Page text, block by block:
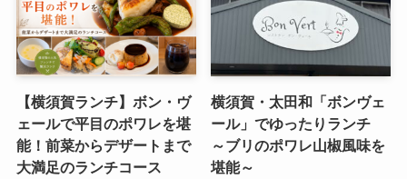
【横須賀ランチ】ボン・ヴ
ェールで平目のポワレを堪
能！前菜からデザートまで
大満足のランチコース
横須賀・太田和「ボンヴェ
ール」でゆったりランチ
～ブリのポワレ山椒風味を
堪能～